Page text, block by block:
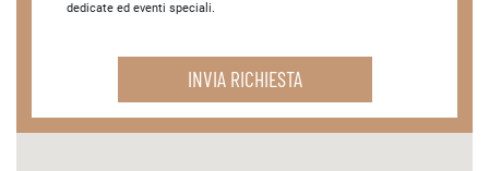
dedicate ed eventi speciali.
INVIA RICHIESTA